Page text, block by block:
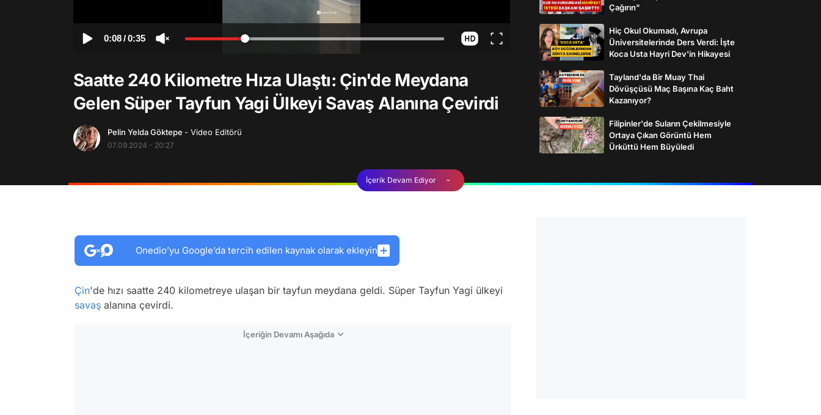
0:08/0:35
Saatte 240 Kilometre Hıza Ulaştı: Çin'de Meydana
Gelen Süper Tayfun Yagi Ülkeyi Savaş Alanına Çevirdi
Pelin Yelda Göktepe - Video Editörü
07.09.2024 - 20:27
Çağırın"
Hiç Okul Okumadı, Avrupa
Üniversitelerinde Ders Verdi: İşte
Koca Usta Hayri Dev'in Hikayesi
Tayland'da Bir Muay Thai
Dövüşçüsü Maç Başına Kaç Baht
Kazanıyor?
Filipinler'de Suların Çekilmesiyle
Ortaya Çıkan Görüntü Hem
Ürküttü Hem Büyüledi
İçerik Devam Ediyor
Onedio’yu Google’da tercih edilen kaynak olarak ekleyin
Çin'de hızı saatte 240 kilometreye ulaşan bir tayfun meydana geldi. Süper Tayfun Yagi ülkeyi
savaş alanına çevirdi.
İçeriğin Devamı Aşağıda